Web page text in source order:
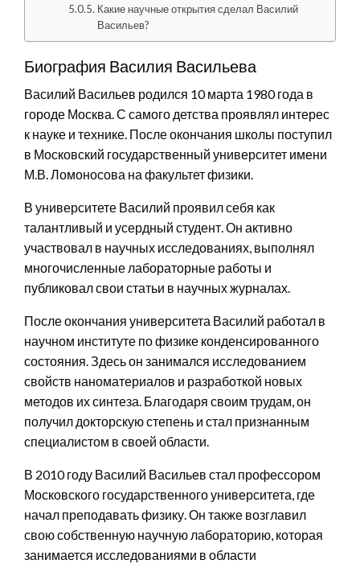
Какие научные открытия сделал Василий
Васильев?
Биография Василия Васильева
Василий Васильев родился 10 марта 1980 года в
городе Москва. С самого детства проявлял интерес
к науке и технике. После окончания школы поступил
в Московский государственный университет имени
М.В. Ломоносова на факультет физики.
В университете Василий проявил себя как
талантливый и усердный студент. Он активно
участвовал в научных исследованиях, выполнял
многочисленные лабораторные работы и
публиковал свои статьи в научных журналах.
После окончания университета Василий работал в
научном институте по физике конденсированного
состояния. Здесь он занимался исследованием
свойств наноматериалов и разработкой новых
методов их синтеза. Благодаря своим трудам, он
получил докторскую степень и стал признанным
специалистом в своей области.
В 2010 году Василий Васильев стал профессором
Московского государственного университета, где
начал преподавать физику. Он также возглавил
свою собственную научную лабораторию, которая
занимается исследованиями в области